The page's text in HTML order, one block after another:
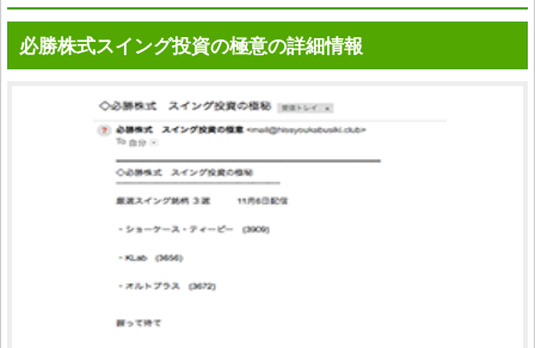
必勝株式スイング投資の極意の詳細情報